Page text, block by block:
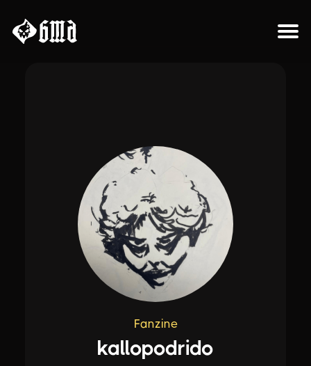
Fanzine
kallopodrido